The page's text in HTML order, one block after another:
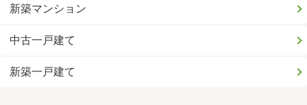
新築マンション
中古一戸建て
新築一戸建て